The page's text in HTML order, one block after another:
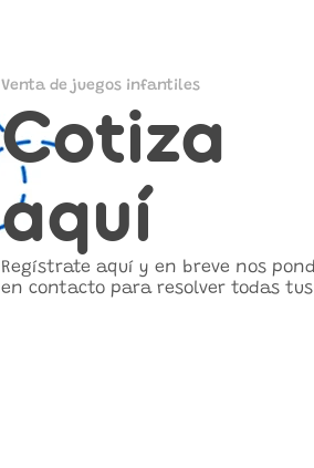
Venta de juegos infantiles
Cotiza
aquí
Regístrate aquí y en breve nos
en contacto para resolver todas tus